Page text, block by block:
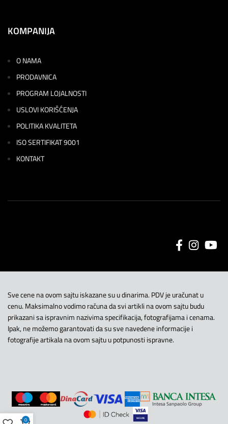
KOMPANIJA
O NAMA
PRODAVNICA
PROGRAM LOJALNOSTI
USLOVI KORIŠĆENJA
POLITIKA KVALITETA
ISO SERTIFIKAT 9001
KONTAKT
Sve cene na ovom sajtu iskazane su u dinarima. PDV je uračunat u
cenu. Maksimalno vodimo računa da svi artikli na ovom sajtu budu
prikazani sa ispravnim nazivima specifikacija, fotografijama i cenama.
Ipak, ne možemo garantovati da su sve navedene informacije i
fotografije artikala na ovom sajtu u potpunosti ispravne.
0